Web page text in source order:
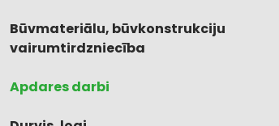
Būvmateriālu, būvkonstrukciju
vairumtirdzniecība
Apdares darbi